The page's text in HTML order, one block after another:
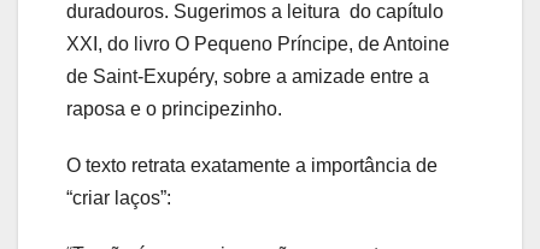
duradouros. Sugerimos a leitura do capítulo
XXI, do livro O Pequeno Príncipe, de Antoine
de Saint-Exupéry, sobre a amizade entre a
raposa e o principezinho.
O texto retrata exatamente a importância de
“criar laços”: